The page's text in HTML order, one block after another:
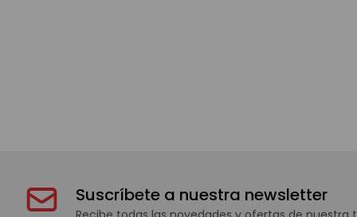
Suscríbete a nuestra newsletter